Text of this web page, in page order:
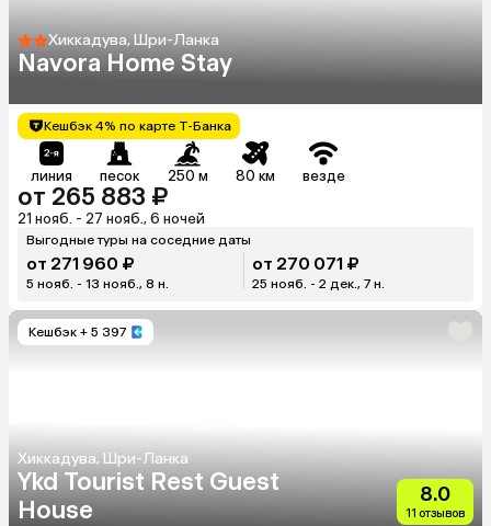
Хиккадува, Шри-Ланка
Navora Home Stay
Кешбэк 4% по карте Т-Банка
линия песок 250 м 80 км везде
от 265 883 ₽
21 нояб. - 27 нояб., 6 ночей
Выгодные туры на соседние даты
от 271 960 ₽
5 нояб. - 13 нояб., 8 н.
от 270 071 ₽
25 нояб. - 2 дек., 7 н.
Кешбэк + 5 397
Хиккадува, Шри-Ланка
Ykd Tourist Rest Guest
House
8.0
11 отзывов